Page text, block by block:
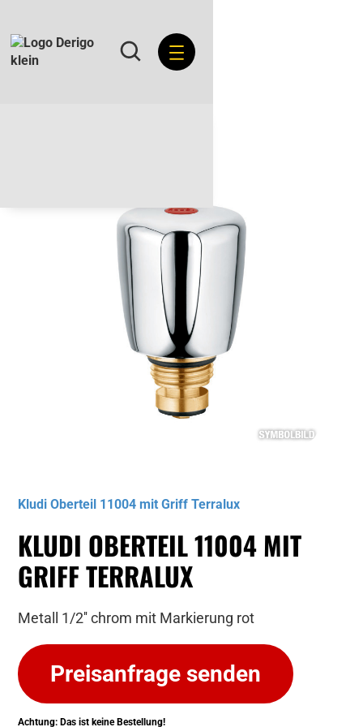
Kludi Oberteil 11004 mit Griff Terralux
KLUDI OBERTEIL 11004 MIT
GRIFF TERRALUX
Metall 1/2'' chrom mit Markierung rot
Preisanfrage senden
Achtung: Das ist keine Bestellung!